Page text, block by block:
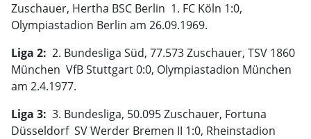
Zuschauer, Hertha BSC Berlin  1. FC Köln 1:0,
Olympiastadion Berlin am 26.09.1969.
Liga 2:  2. Bundesliga Süd, 77.573 Zuschauer, TSV 1860
München  VfB Stuttgart 0:0, Olympiastadion München
am 2.4.1977.
Liga 3:  3. Bundesliga, 50.095 Zuschauer, Fortuna
Düsseldorf  SV Werder Bremen II 1:0, Rheinstadion